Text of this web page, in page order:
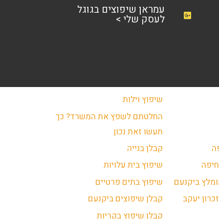
עמראן שיפוצים בגוגל
לעסק שלי >
שיפוץ וילות
החלטתם לשפץ את המשרד? כך
תעשו זאת נכון
קבלן בנייה
שיפוץ בית עלויות
ביקנעם
שיפוץ בתים פרטיים
יעקב
קבלן שיפוצים ביקנעם
קבלן שיפוץ בקריות